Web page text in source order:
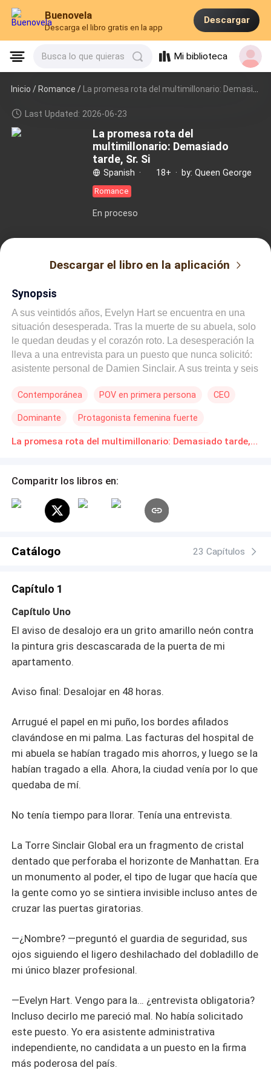
Buenovela
Descarga el libro gratis en la app
Descargar
Busca lo que quieras Mi biblioteca
Inicio /Romance / La promesa rota del multimillonario: Demasiado tarde, Sr. Si
Last Updated: 2026-06-23
La promesa rota del
multimillonario: Demasiado
tarde, Sr. Si
Spanish · 18+ · by: Queen George
Romance
En proceso
Descargar el libro en la aplicación
Synopsis
A sus veintidós años, Evelyn Hart se encuentra en una
situación desesperada. Tras la muerte de su abuela, solo
le quedan deudas y el corazón roto. La desesperación la
lleva a una entrevista para un puesto que nunca solicitó:
asistente personal de Damien Sinclair. A sus treinta y seis
Frío, despiadado y atormentado por una traición del
Evelyn, no por sus habilidades, sino por una razón que
aún no puede revelar. Bajo su crueldad se esconde un
completo. Cuando Damien exige que Evelyn finja un
multimillonaria, la línea entre el deber corporativo y el
deseo perverso se desdibuja. Pero Evelyn descubre que
reemplazo para la mujer que lo destrozó. Se marcha,
su hijo. Ahora, el multimillonario que una vez la olvidó
que no perdonan, y algunas promesas llegan demasiado
tarde.
Contemporánea POV en primera persona CEO
Dominante Protagonista femenina fuerte
Diferencia de Edad Matrimonio por Contrato La promesa rota del multimillonario: Demasiado tarde, Sr. Si Novelas Online Descarga gratuita de PDF
Comparitr los libros en:
Catálogo 23 Capítulos
Capítulo 1
Capítulo Uno
El aviso de desalojo era un grito amarillo neón contra
la pintura gris descascarada de la puerta de mi
apartamento.
Aviso final: Desalojar en 48 horas.
Arrugué el papel en mi puño, los bordes afilados
clavándose en mi palma. Las facturas del hospital de
mi abuela se habían tragado mis ahorros, y luego se la
habían tragado a ella. Ahora, la ciudad venía por lo que
quedaba de mí.
No tenía tiempo para llorar. Tenía una entrevista.
La Torre Sinclair Global era un fragmento de cristal
dentado que perforaba el horizonte de Manhattan. Era
un monumento al poder, el tipo de lugar que hacía que
la gente como yo se sintiera invisible incluso antes de
cruzar las puertas giratorias.
—¿Nombre? —preguntó el guardia de seguridad, sus
ojos siguiendo el ligero deshilachado del dobladillo de
mi único blazer profesional.
—Evelyn Hart. Vengo para la… ¿entrevista obligatoria?
Incluso decirlo me pareció mal. No había solicitado
este puesto. Yo era asistente administrativa
independiente, no candidata a un puesto en la firma
más poderosa del país.